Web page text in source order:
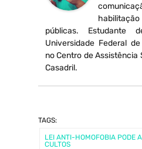
públicas. Estudante
Universidade Federal
no Centro de Assistência
Casadril.
TAGS:
LEI ANTI-HOMOFOBIA PODE
CULTOS